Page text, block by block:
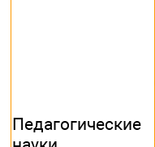
Педагогические